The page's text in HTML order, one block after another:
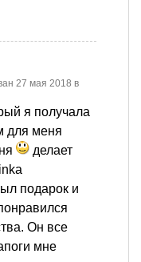
27 мая 2018 в
я получала
для меня
делает
подарок и
Он все
мне